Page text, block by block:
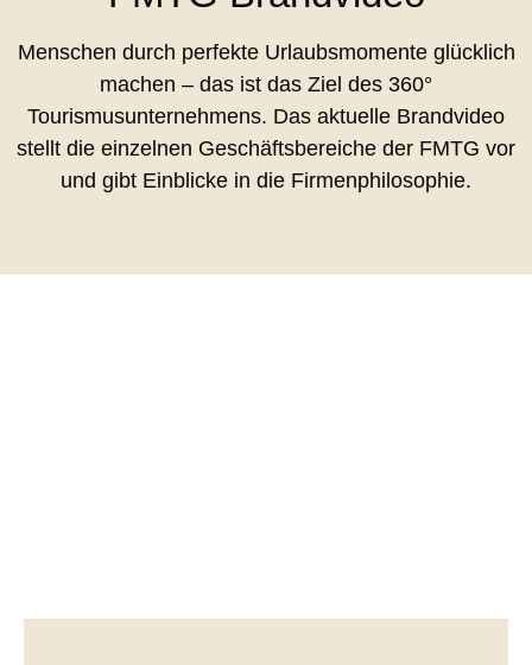
Menschen durch perfekte Urlaubsmomente glücklich
machen – das ist das Ziel des 360°
Tourismusunternehmens. Das aktuelle Brandvideo
stellt die einzelnen Geschäftsbereiche der FMTG vor
und gibt Einblicke in die Firmenphilosophie.